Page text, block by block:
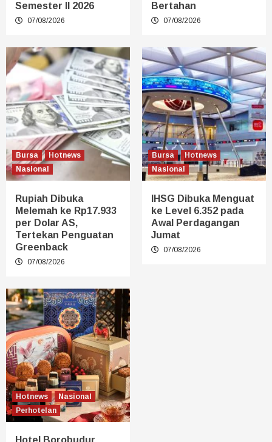
Semester II 2026
07/08/2026
Bertahan
07/08/2026
Bursa
Hotnews
Nasional
Rupiah Dibuka
Melemah ke Rp17.933
per Dolar AS,
Tertekan Penguatan
Greenback
07/08/2026
Bursa
Hotnews
Nasional
IHSG Dibuka Menguat
ke Level 6.352 pada
Awal Perdagangan
Jumat
07/08/2026
Hotnews
Nasional
Perhotelan